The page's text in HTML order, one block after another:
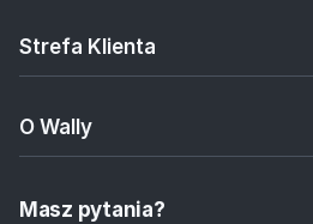
Strefa Klienta
O Wally
Masz pytania?